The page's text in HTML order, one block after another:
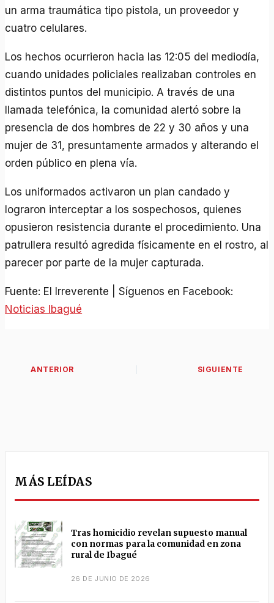
un arma traumática tipo pistola, un proveedor y
cuatro celulares.
Los hechos ocurrieron hacia las 12:05 del mediodía,
cuando unidades policiales realizaban controles en
distintos puntos del municipio. A través de una
llamada telefónica, la comunidad alertó sobre la
presencia de dos hombres de 22 y 30 años y una
mujer de 31, presuntamente armados y alterando el
orden público en plena vía.
Los uniformados activaron un plan candado y
lograron interceptar a los sospechosos, quienes
opusieron resistencia durante el procedimiento. Una
patrullera resultó agredida físicamente en el rostro, al
parecer por parte de la mujer capturada.
Fuente: El Irreverente | Síguenos en Facebook:
Noticias Ibagué
MÁS LEÍDAS
Tras homicidio revelan supuesto manual
con normas para la comunidad en zona
rural de Ibagué
26 DE JUNIO DE 2026